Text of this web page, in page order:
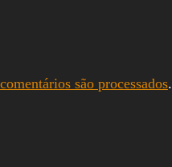
são processados.